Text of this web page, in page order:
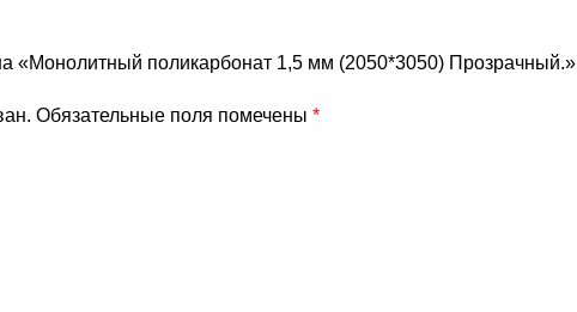
«Монолитный поликарбонат 1,5 мм (2050*3050) Прозрачный.»
Обязательные поля помечены *